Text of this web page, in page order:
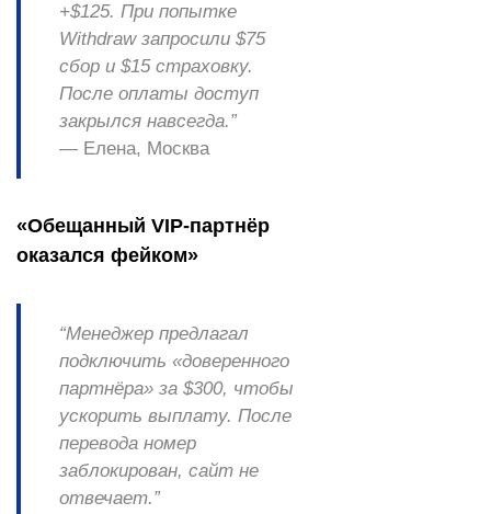
+$125. При попытке
Withdraw запросили $75
сбор и $15 страховку.
После оплаты доступ
закрылся навсегда.”
— Елена, Москва
«Обещанный VIP‑партнёр
оказался фейком»
“Менеджер предлагал
подключить «доверенного
партнёра» за $300, чтобы
ускорить выплату. После
перевода номер
заблокирован, сайт не
отвечает.”